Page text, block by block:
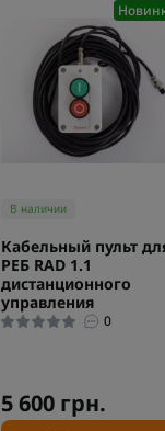
В наличии
Кабельный пульт
РЕБ RAD 1.1
дистанционного
управления
0
5 600 грн.